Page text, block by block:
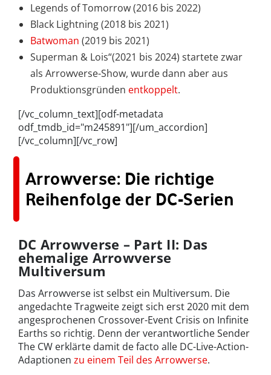
Legends of Tomorrow (2016 bis 2022)
Black Lightning (2018 bis 2021)
Batwoman (2019 bis 2021)
Superman & Lois“(2021 bis 2024) startete zwar
als Arrowverse-Show, wurde dann aber aus
Produktionsgründen entkoppelt.
[/vc_column_text][odf-metadata
odf_tmdb_id="m245891"][/um_accordion]
[/vc_column][/vc_row]
Arrowverse: Die richtige
Reihenfolge der DC-Serien
DC Arrowverse – Part II: Das
ehemalige Arrowverse
Multiversum
Das Arrowverse ist selbst ein Multiversum. Die
angedachte Tragweite zeigt sich erst 2020 mit dem
angesprochenen Crossover-Event Crisis on Infinite
Earths so richtig. Denn der verantwortliche Sender
The CW erklärte damit de facto alle DC-Live-Action-
Adaptionen zu einem Teil des Arrowverse.